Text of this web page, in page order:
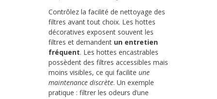
Contrôlez la facilité de nettoyage des
filtres avant tout choix. Les hottes
décoratives exposent souvent les
filtres et demandent un entretien
fréquent. Les hottes encastrables
possèdent des filtres accessibles mais
moins visibles, ce qui facilite une
maintenance discrète. Un exemple
pratique : filtrer les odeurs d’une